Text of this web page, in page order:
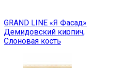
GRAND LINE «Я Фасад»
Демидовский кирпич,
Слоновая кость